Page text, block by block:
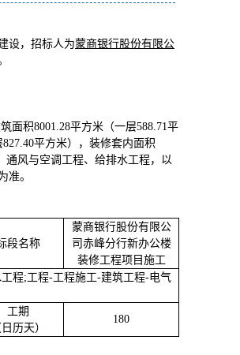
设，招标人为蒙商银行股份有限公
面积8001.28平方米（一层588.71平
平方米），装修套内面积
通风与空调工程、给排水工程，以
准。
段名称
蒙商银行股份有限公
司赤峰分行新办公楼
装修工程项目 施工
程;工程-工程施工-建筑工程-电气
工期
日历天）
180